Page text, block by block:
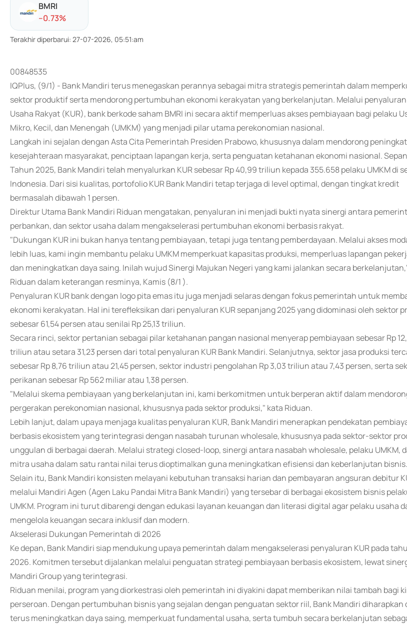
BMRI
--0.73%
Terakhir diperbarui: 27-07-2026, 05:51:am
00848535
IQPlus, (9/1) - Bank Mandiri terus menegaskan perannya sebagai mitra strategis pemerintah dalam
sektor produktif serta mendorong pertumbuhan ekonomi kerakyatan yang berkelanjutan. Melalui
Usaha Rakyat (KUR), bank berkode saham BMRI ini secara aktif memperluas akses pembiayaan bagi pelaku
Mikro, Kecil, dan Menengah (UMKM) yang menjadi pilar utama perekonomian nasional.
Langkah ini sejalan dengan Asta Cita Pemerintah Presiden Prabowo, khususnya dalam mendorong
kesejahteraan masyarakat, penciptaan lapangan kerja, serta penguatan ketahanan ekonomi nasional.
Tahun 2025, Bank Mandiri telah menyalurkan KUR sebesar Rp 40,99 triliun kepada 355.658 pelaku UMKM di
Indonesia. Dari sisi kualitas, portofolio KUR Bank Mandiri tetap terjaga di level optimal, dengan tingkat kredit
bermasalah dibawah 1 persen.
Direktur Utama Bank Mandiri Riduan mengatakan, penyaluran ini menjadi bukti nyata sinergi antara
perbankan, dan sektor usaha dalam mengakselerasi pertumbuhan ekonomi berbasis rakyat.
"Dukungan KUR ini bukan hanya tentang pembiayaan, tetapi juga tentang pemberdayaan. Melalui akses
lebih luas, kami ingin membantu pelaku UMKM memperkuat kapasitas produksi, memperluas lapangan
dan meningkatkan daya saing. Inilah wujud Sinergi Majukan Negeri yang kami jalankan secara
Riduan dalam keterangan resminya, Kamis (8/1 ).
Penyaluran KUR bank dengan logo pita emas itu juga menjadi selaras dengan fokus pemerintah untuk
ekonomi kerakyatan. Hal ini terefleksikan dari penyaluran KUR sepanjang 2025 yang didominasi oleh sektor
sebesar 61,54 persen atau senilai Rp 25,13 triliun.
Secara rinci, sektor pertanian sebagai pilar ketahanan pangan nasional menyerap pembiayaan sebesar Rp
triliun atau setara 31,23 persen dari total penyaluran KUR Bank Mandiri. Selanjutnya, sektor jasa produksi
sebesar Rp 8,76 triliun atau 21,45 persen, sektor industri pengolahan Rp 3,03 triliun atau 7,43 persen, serta
perikanan sebesar Rp 562 miliar atau 1,38 persen.
"Melalui skema pembiayaan yang berkelanjutan ini, kami berkomitmen untuk berperan aktif dalam
pergerakan perekonomian nasional, khususnya pada sektor produksi," kata Riduan.
Lebih lanjut, dalam upaya menjaga kualitas penyaluran KUR, Bank Mandiri menerapkan pendekatan
berbasis ekosistem yang terintegrasi dengan nasabah turunan wholesale, khususnya pada sektor-sektor
unggulan di berbagai daerah. Melalui strategi closed-loop, sinergi antara nasabah wholesale, pelaku UMKM,
mitra usaha dalam satu rantai nilai terus dioptimalkan guna meningkatkan efisiensi dan keberlanjutan bisnis.
Selain itu, Bank Mandiri konsisten melayani kebutuhan transaksi harian dan pembayaran angsuran debitur
melalui Mandiri Agen (Agen Laku Pandai Mitra Bank Mandiri) yang tersebar di berbagai ekosistem bisnis
UMKM. Program ini turut dibarengi dengan edukasi layanan keuangan dan literasi digital agar pelaku usaha
mengelola keuangan secara inklusif dan modern.
Akselerasi Dukungan Pemerintah di 2026
Ke depan, Bank Mandiri siap mendukung upaya pemerintah dalam mengakselerasi penyaluran KUR pada
2026. Komitmen tersebut dijalankan melalui penguatan strategi pembiayaan berbasis ekosistem, lewat
Mandiri Group yang terintegrasi.
Riduan menilai, program yang diorkestrasi oleh pemerintah ini diyakini dapat memberikan nilai tambah bagi
perseroan. Dengan pertumbuhan bisnis yang sejalan dengan penguatan sektor riil, Bank Mandiri diharapkan
terus meningkatkan daya saing, memperkuat fundamental usaha, serta tumbuh secara berkelanjutan